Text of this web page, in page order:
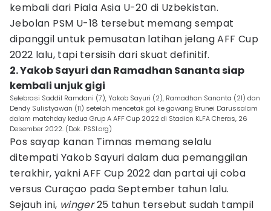
kembali dari Piala Asia U-20 di Uzbekistan.
Jebolan PSM U-18 tersebut memang sempat
dipanggil untuk pemusatan latihan jelang AFF Cup
2022 lalu, tapi tersisih dari skuat definitif.
2. Yakob Sayuri dan Ramadhan Sananta siap
kembali unjuk gigi
Selebrasi Saddil Ramdani (7), Yakob Sayuri (2), Ramadhan Sananta (21) dan
Dendy Sulistyawan (11) setelah mencetak gol ke gawang Brunei Darussalam
dalam matchday kedua Grup A AFF Cup 2022 di Stadion KLFA Cheras, 26
Desember 2022. (Dok. PSSI.org)
Pos sayap kanan Timnas memang selalu
ditempati Yakob Sayuri dalam dua pemanggilan
terakhir, yakni AFF Cup 2022 dan partai uji coba
versus Curaçao pada September tahun lalu.
Sejauh ini, winger25 tahun tersebut sudah tampil